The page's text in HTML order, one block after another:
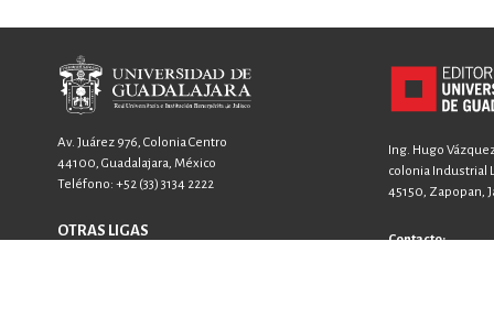
Av. Juárez 976, Colonia Centro
44100, Guadalajara, México
Teléfono: +52 (33) 3134 2222
OTRAS LIGAS
Ing. Hugo
colonia Industrial
45150, Zapopan,
Contacto: